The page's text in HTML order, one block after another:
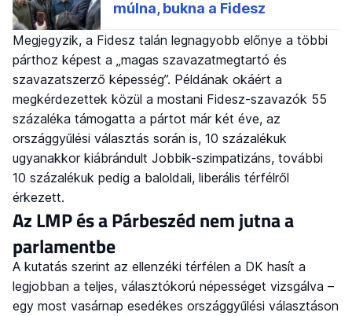
Megjegyzik, a Fidesz talán legnagyobb előnye a többi
párthoz képest a „magas szavazatmegtartó és
szavazatszerző képesség”. Példának okáért a
megkérdezettek közül a mostani Fidesz-szavazók 55
százaléka támogatta a pártot már két éve, az
országgyűlési választás során is, 10 százalékuk
ugyanakkor kiábrándult Jobbik-szimpatizáns, további
10 százalékuk pedig a baloldali, liberális térfélről
érkezett.
Az LMP és a Párbeszéd nem jutna a
parlamentbe
A kutatás szerint az ellenzéki térfélen a DK hasít a
legjobban a teljes, választókorú népességet vizsgálva –
egy most vasárnap esedékes országgyűlési választáson